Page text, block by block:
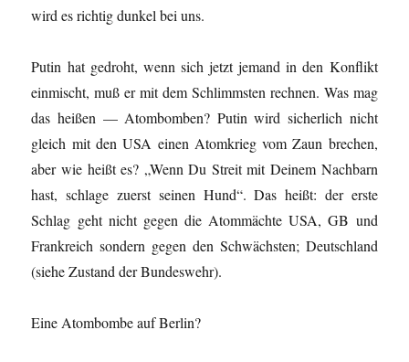
wird es richtig dunkel bei uns.
Putin hat gedroht, wenn sich jetzt jemand in den Konflikt
einmischt, muß er mit dem Schlimmsten rechnen. Was mag
das heißen — Atombomben? Putin wird sicherlich nicht
gleich mit den USA einen Atomkrieg vom Zaun brechen,
aber wie heißt es? „Wenn Du Streit mit Deinem Nachbarn
hast, schlage zuerst seinen Hund“. Das heißt: der erste
Schlag geht nicht gegen die Atommächte USA, GB und
Frankreich sondern gegen den Schwächsten; Deutschland
(siehe Zustand der Bundeswehr).
Eine Atombombe auf Berlin?